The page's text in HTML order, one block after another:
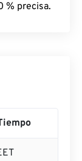
% precisa.